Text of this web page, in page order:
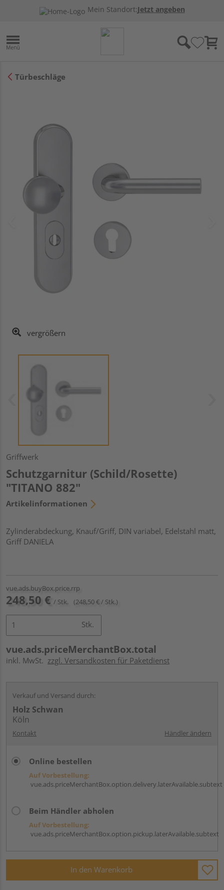
Mein Standort:Jetzt angeben
Türbeschläge
vergrößern
Griffwerk
Schutzgarnitur (Schild/Rosette)
"TITANO 882"
Artikelinformationen
Zylinderabdeckung, Knauf/Griff, DIN variabel, Edelstahl matt,
Griff DANIELA
vue.ads.buyBox.price.rrp
248,50 € / Stk. (248,50 € / Stk.)
Stk.
vue.ads.priceMerchantBox.total
inkl. MwSt. zzgl. Versandkosten für Paketdienst
Verkauf und Versand durch:
Holz Schwan
Köln
Kontakt Händler ändern
Online bestellen
Auf Vorbestellung:
vue.ads.priceMerchantBox.option.delivery.laterAvailable.subtext
Beim Händler abholen
Auf Vorbestellung:
vue.ads.priceMerchantBox.option.pickup.laterAvailable.subtext
In den Warenkorb